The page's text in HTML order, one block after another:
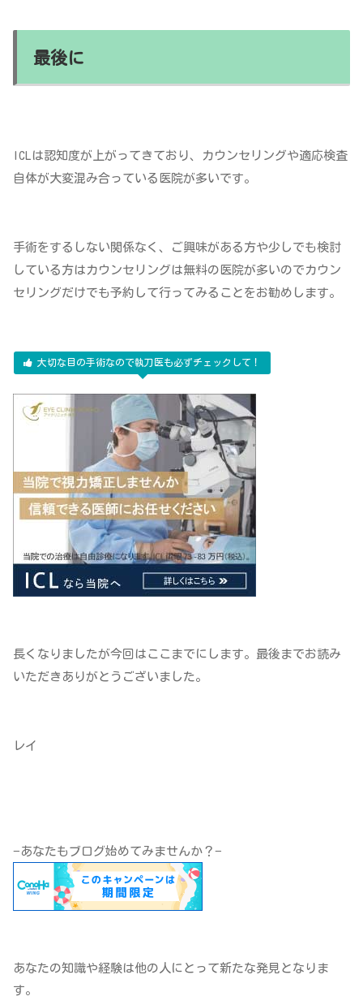
最後に
ICLは認知度が上がってきており、カウンセリングや適応検査
自体が大変混み合っている医院が多いです。
手術をするしない関係なく、ご興味がある方や少しでも検討
している方はカウンセリングは無料の医院が多いのでカウン
セリングだけでも予約して行ってみることをお勧めします。
大切な目の手術なので執刀医も必ずチェックして！
長くなりましたが今回はここまでにします。最後までお読み
いただきありがとうございました。
レイ
−あなたもブログ始めてみませんか？−
あなたの知識や経験は他の人にとって新たな発見となりま
す。